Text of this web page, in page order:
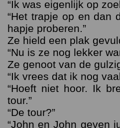
“Ik was eigenlijk op
“Het trapje op en dan
hapje proberen.”
Ze hield een plak
“Nu is ze nog lekker
Ze genoot van de
“Ik vrees dat ik nog
“Hoeft niet hoor. Ik
tour.”
“De tour?”
“John en John geven